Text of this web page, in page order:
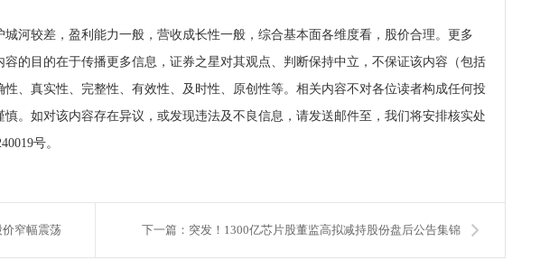
较差，盈利能力一般，营收成长性一般，综合基本面各维度看，股价合理。更多
目的在于传播更多信息，证券之星对其观点、判断保持中立，不保证该内容（包括
、真实性、完整性、有效性、及时性、原创性等。相关内容不对各位读者构成任何投
。如对该内容存在异议，或发现违法及不良信息，请发送邮件至，我们将安排核实处
号。
窄幅震荡 下一篇：突发！1300亿芯片股董监高拟减持股份盘后公告集锦